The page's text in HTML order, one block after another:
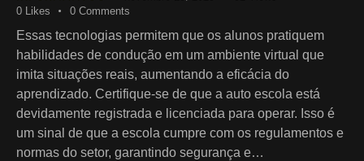
0
Likes 0 Comments
Essas tecnologias permitem que os alunos pratiquem
habilidades de condução em um ambiente virtual que
imita situações reais, aumentando a eficácia do
aprendizado. Certifique-se de que a auto escola está
devidamente registrada e licenciada para operar. Isso é
um sinal de que a escola cumpre com os regulamentos e
normas do setor, garantindo segurança e…